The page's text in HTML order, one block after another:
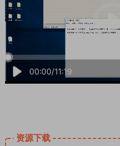
00:00/11:19
资源下载